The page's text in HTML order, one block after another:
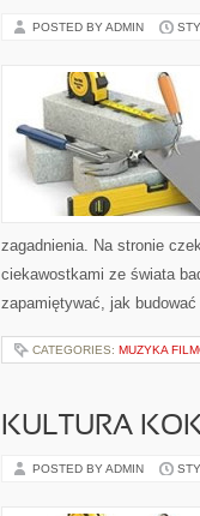
POSTED BY ADMIN
zagadnienia. Na stronie
ciekawostkami ze świata
zapamiętywać, jak
CATEGORIES: MUZYKA
KULTURA
POSTED BY ADMIN